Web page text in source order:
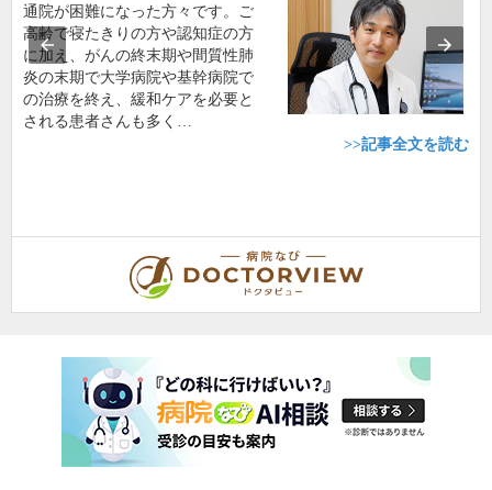
通院が困難になった方々です。ご
高齢で寝たきりの方や認知症の方
に加え、がんの終末期や間質性肺
炎の末期で大学病院や基幹病院で
の治療を終え、緩和ケアを必要と
される患者さんも多く…
>>記事全文を読む